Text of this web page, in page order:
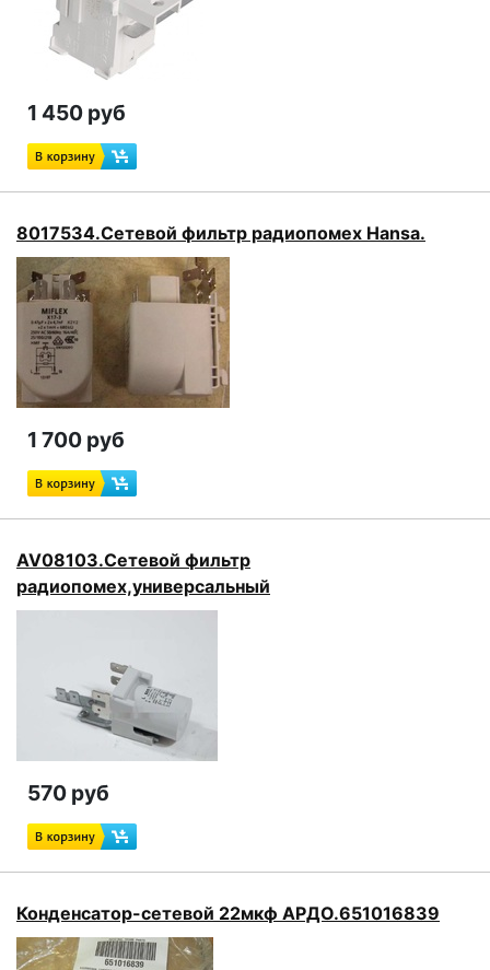
1 450 руб
8017534.Сетевой фильтр радиопомех Hansa.
1 700 руб
AV08103.Сетевой фильтр
радиопомех,универсальный
570 руб
Конденсатор-сетевой 22мкф АРДО.651016839